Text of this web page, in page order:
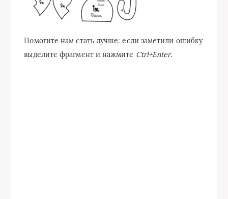
Помогите нам стать лучше: если заметили ошибку
выделите фрагмент и нажмите Ctrl+Enter.